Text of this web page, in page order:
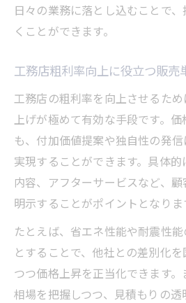
日々の業務に落とし込むことで
くことができます。
工務店粗利率向上に役立つ販売
工務店の粗利率を向上させるた
上げが極めて有効な手段です。
も、付加価値提案や独自性の発
実現することができます。具体
内容、アフターサービスなど、
明示することがポイントとなりま
たとえば、省エネ性能や耐震性
とすることで、他社との差別化
つつ価格上昇を正当化できます
相場を把握しつつ、見積もりの透